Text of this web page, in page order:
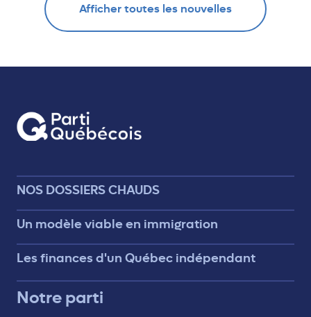
Afficher toutes les nouvelles
NOS DOSSIERS CHAUDS
Un modèle viable en immigration
Les finances d'un Québec indépendant
Notre parti